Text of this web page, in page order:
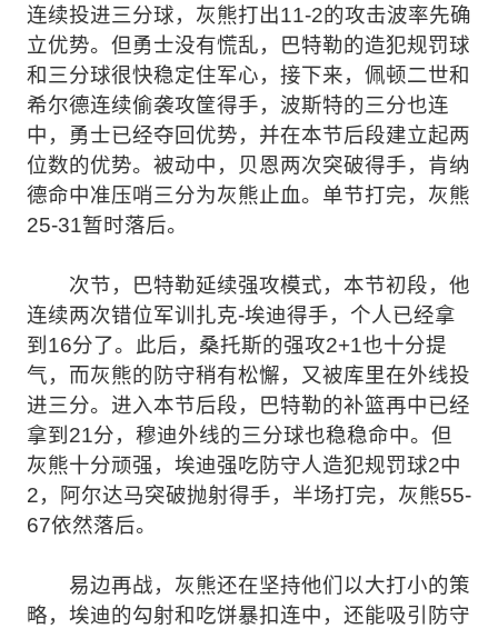
连续投进三分球，灰熊打出11-2的攻击波率先确
立优势。但勇士没有慌乱，巴特勒的造犯规罚球
和三分球很快稳定住军心，接下来，佩顿二世和
希尔德连续偷袭攻筐得手，波斯特的三分也连
中，勇士已经夺回优势，并在本节后段建立起两
位数的优势。被动中，贝恩两次突破得手，肯纳
德命中准压哨三分为灰熊止血。单节打完，灰熊
25-31暂时落后。
次节，巴特勒延续强攻模式，本节初段，他
连续两次错位军训扎克-埃迪得手，个人已经拿
到16分了。此后，桑托斯的强攻2+1也十分提
气，而灰熊的防守稍有松懈，又被库里在外线投
进三分。进入本节后段，巴特勒的补篮再中已经
拿到21分，穆迪外线的三分球也稳稳命中。但
灰熊十分顽强，埃迪强吃防守人造犯规罚球2中
2，阿尔达马突破抛射得手，半场打完，灰熊55-
67依然落后。
易边再战，灰熊还在坚持他们以大打小的策
略，埃迪的勾射和吃饼暴扣连中，还能吸引防守